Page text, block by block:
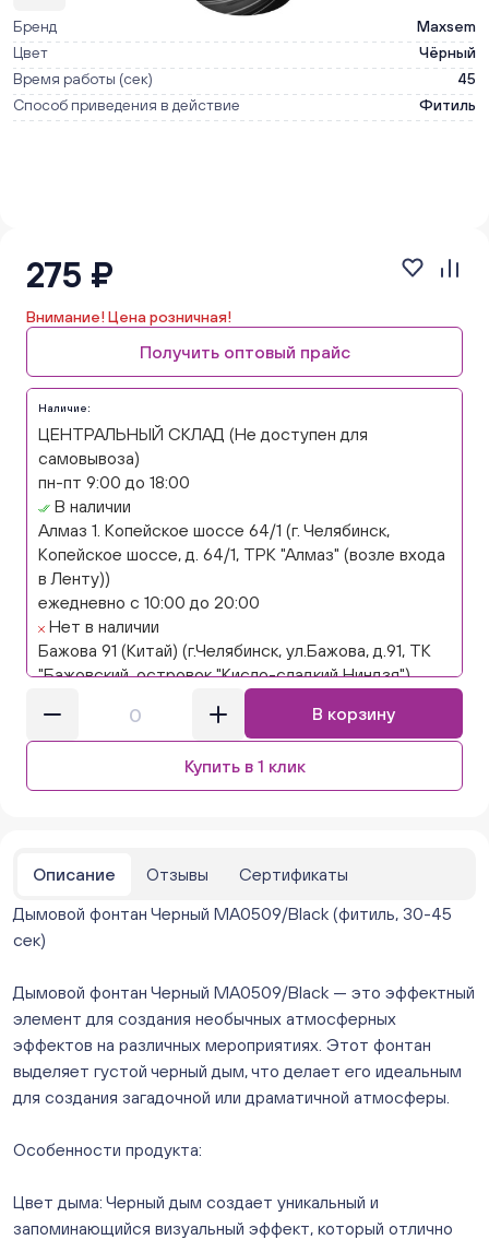
Бренд
Maxsem
Цвет
Чёрный
Время работы (сек)
45
Способ приведения в действие
Фитиль
275 ₽
Внимание! Цена розничная!
Получить оптовый прайс
Наличие:
ЦЕНТРАЛЬНЫЙ СКЛАД (Не доступен для
самовывоза)
пн-пт 9:00 до 18:00
В наличии
Алмаз 1. Копейское шоссе 64/1 (г. Челябинск,
Копейское шоссе, д. 64/1, ТРК "Алмаз" (возле входа
в Ленту))
ежедневно с 10:00 до 20:00
Нет в наличии
Бажова 91 (Китай) (г.Челябинск, ул.Бажова, д.91, ТК
"Бажовский, островок "Кисло-сладкий Ниндзя")
ежедневно с 10:00 до 20:00
Нет в наличии
Бажова 91 Цветы (г. Челябинск, ул.Бажова, д91/1 (на
ежедневно с 10:00 до 20:00
ежедневно с 10:00 до 20:00
Краснопольский 13г (Цветы) (Краснопольский, 13Г)
ежедневно с 10:00 до 20:00
Молния Зоопарк - Труда,166 (ул. Труда,166/5)
ежедневно с 10:00 до 20:00
Невский. Черкасская 17 (г. Челябинск, ул.
Черкасская, д.17/1, за ТК "Невский")
ежедневно с 10:00 до 20:00
Овчинникова, д 12 (Челябинск, улица Овчинникова,
ежедневно с 10:00 до 20:00
Нет в наличии
В корзину
Купить в 1 клик
Описание Отзывы
Сертификаты
Дымовой фонтан Черный MA0509/Black (фитиль, 30-45
сек)
Дымовой фонтан Черный MA0509/Black — это эффектный
элемент для создания необычных атмосферных
эффектов на различных мероприятиях. Этот фонтан
выделяет густой черный дым, что делает его идеальным
для создания загадочной или драматичной атмосферы.
Особенности продукта:
Цвет дыма: Черный дым создает уникальный и
запоминающийся визуальный эффект, который отлично